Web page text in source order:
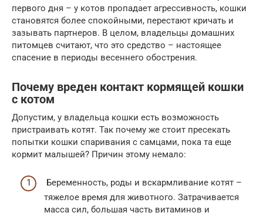
первого дня – у котов пропадает агрессивность, кошки
становятся более спокойными, перестают кричать и
зазывать партнеров. В целом, владельцы домашних
питомцев считают, что это средство – настоящее
спасение в периоды весеннего обострения.
Почему вреден контакт кормящей кошки
с котом
Допустим, у владельца кошки есть возможность
пристраивать котят. Так почему же стоит пресекать
попытки кошки спаривания с самцами, пока та еще
кормит малышей? Причин этому немало:
Беременность, роды и вскармливание котят –
тяжелое время для животного. Затрачивается
масса сил, большая часть витаминов и